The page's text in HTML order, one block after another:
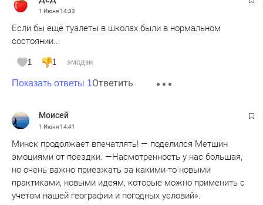
1 Июня14:33
Если бы ещё туалеты в школах были в нормальном
состоянии...
1 1 эмодзи
Показать ответы 1Ответить
Moисeй
1 Июня14:41
Минск продолжает впечатлять! — поделился Метшин
эмоциями от поездки. —Насмотренность у нас большая,
но очень важно приезжать за какими-то новыми
практиками, новыми идеям, которые можно применить с
учетом нашей географии и погодных условий».